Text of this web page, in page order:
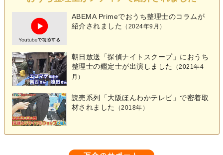
ABEMA Primeでおうち整理士のコラムが
紹介されました （2024年9月）
朝日放送「探偵ナイトスクープ」におうち
整理士の鑑定士が出演しました
（2021年4
月）
読売系列「大阪ほんわかテレビ」で密着取
材されました
（2018年）